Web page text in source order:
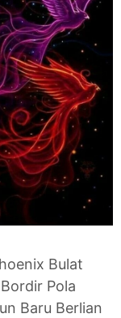
Bulat
Pola
Baru Berlian